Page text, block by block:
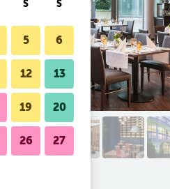
S S
5 6
12 13
19 20
26 27